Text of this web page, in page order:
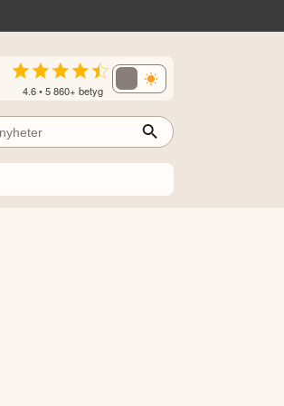
4.6 • 5 860+ betyg